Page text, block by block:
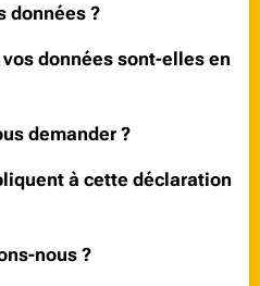
données ?
données sont-elles en
demander ?
à cette déclaration
nous ?